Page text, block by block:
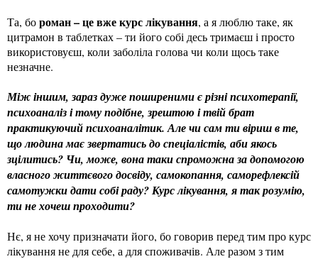
Та, бороман – це вже курс лікування, а я люблю таке, як
цитрамон в таблетках – ти його собі десь тримаєш і просто
використовуєш, коли заболіла голова чи коли щось таке
незначне.
Між іншим, зараз дуже поширеними є різні психотерапії,
психоаналіз і тому подібне, зрештою і твій брат
практикуючий психоаналітик. Але чи сам ти віриш в те,
що людина має звертатись до спеціалістів, аби якось
зцілитись? Чи, може, вона таки спроможна за допомогою
власного життєвого досвіду, самокопання, саморефлексій
самотужки дати собі раду? Курс лікування, я так розумію,
ти не хочеш проходити?
Нє, я не хочу призначати його, бо говорив перед тим про курс
лікування не для себе, а для споживачів. Але разом з тим